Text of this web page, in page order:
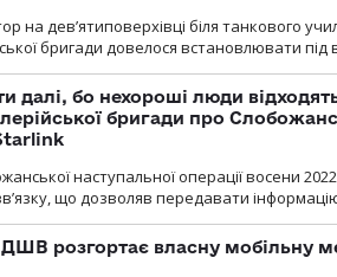
на дев’ятиповерхівці біля танкового
бригади довелося встановлювати
далі, бо нехороші люди
бригади про
наступальної операції восени
що дозволяв передавати
розгортає власну мобільну